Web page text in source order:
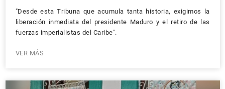
"Desde esta Tribuna que acumula tanta historia, exigimos la
liberación inmediata del presidente Maduro y el retiro de las
fuerzas imperialistas del Caribe".
VER MÁS